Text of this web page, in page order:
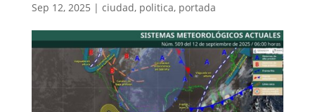
Sep 12, 2025 | ciudad, politica, portada